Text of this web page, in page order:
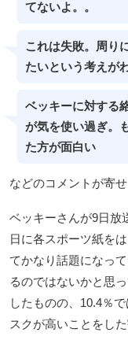
てないよ。。
これは失敗。周り
たいという考えが
ベッキーに対する
が気を使い過ぎ。
た方が面白い
などのコメントが寄せ
ベッキーさんが9日放
日に各スポーツ紙を
てかなり話題になっ
るのではないかと思
したものの、10.4％
スクが高いことをし